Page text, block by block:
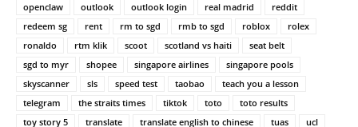
openclaw
outlook outlook login real madrid
reddit
redeem sg
rent rm to sgd rmb to sgd roblox
rolex
ronaldo
rtm klik scoot scotland vs haiti
seat belt
sgd to myr
shopee singapore airlines
singapore pools
skyscanner
sls speed test taobao
teach you a lesson
telegram
the straits times tiktok toto
toto results
toy story 5
translate translate english to chinese tuas ucl